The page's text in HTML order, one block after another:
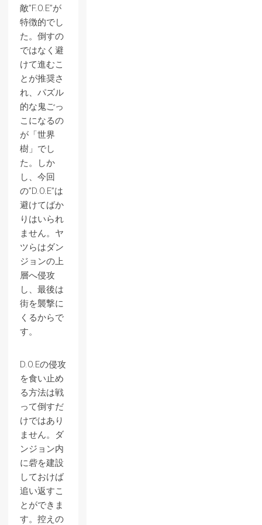
敵”F.O.E”が
特徴的でし
た。倒すの
ではなく避
けて進むこ
とが推奨さ
れ、パズル
的な鬼ごっ
こになるの
が「世界
樹」でし
た。しか
し、今回
の”D.O.E”は
避けてばか
りはいられ
ません。ヤ
ツらはダン
ジョンの上
層へ侵攻
し、最後は
街を襲撃に
くるからで
す。
D.O.Eの侵攻
を食い止め
る方法は戦
って倒すだ
けではあり
ません。ダ
ンジョン内
に砦を建設
しておけば
追い返すこ
とができま
す。控えの